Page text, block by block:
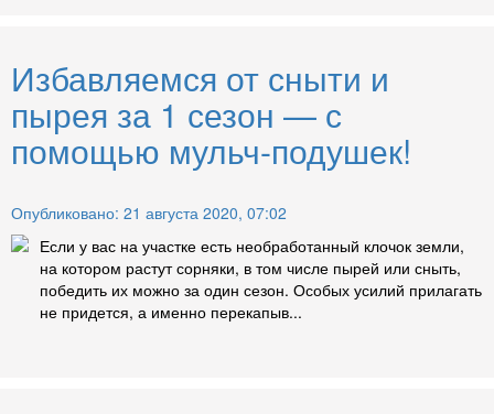
Избавляемся от сныти и
пырея за 1 сезон — с
помощью мульч-подушек!
Опубликовано: 21 августа 2020, 07:02
Если у вас на участке есть необработанный клочок земли,
на котором растут сорняки, в том числе пырей или сныть,
победить их можно за один сезон. Особых усилий прилагать
не придется, а именно перекапыв...